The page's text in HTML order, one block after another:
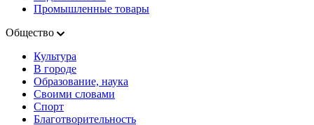
Промышленные товары
Общество
Культура
В городе
Образование, наука
Своими словами
Спорт
Благотворительность